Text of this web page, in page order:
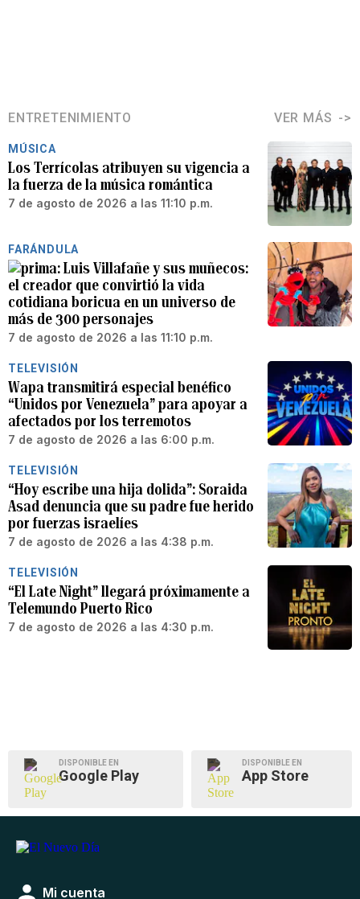
ENTRETENIMIENTO VER MÁS
MÚSICA
Los Terrícolas atribuyen su vigencia a
la fuerza de la música romántica
7 de agosto de 2026 a las 11:10 p.m.
FARÁNDULA
Luis Villafañe y sus muñecos:
el creador que convirtió la vida
cotidiana boricua en un universo de
más de 300 personajes
7 de agosto de 2026 a las 11:10 p.m.
TELEVISIÓN
Wapa transmitirá especial benéfico
“Unidos por Venezuela” para apoyar a
afectados por los terremotos
7 de agosto de 2026 a las 6:00 p.m.
TELEVISIÓN
“Hoy escribe una hija dolida”: Soraida
Asad denuncia que su padre fue herido
por fuerzas israelíes
7 de agosto de 2026 a las 4:38 p.m.
TELEVISIÓN
“El Late Night” llegará próximamente a
Telemundo Puerto Rico
7 de agosto de 2026 a las 4:30 p.m.
DISPONIBLE EN
Google Play
DISPONIBLE EN
App Store
Mi cuenta